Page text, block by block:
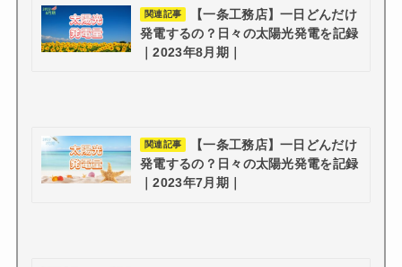
関連記事
【一条工務店】一日どんだけ
発電するの？日々の太陽光発電を記録
｜2023年8月期｜
関連記事
【一条工務店】一日どんだけ
発電するの？日々の太陽光発電を記録
｜2023年7月期｜